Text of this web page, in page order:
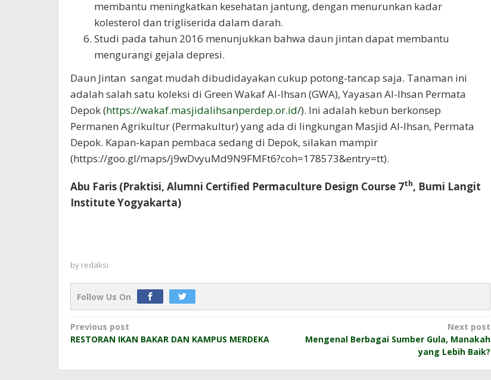
membantu meningkatkan kesehatan jantung, dengan menurunkan kadar
kolesterol dan trigliserida dalam darah.
Studi pada tahun 2016 menunjukkan bahwa daun jintan dapat membantu
mengurangi gejala depresi.
Daun Jintan sangat mudah dibudidayakan cukup potong-tancap saja. Tanaman ini
adalah salah satu koleksi di Green Wakaf Al-Ihsan (GWA), Yayasan Al-Ihsan Permata
Depok (https://wakaf.masjidalihsanperdep.or.id/). Ini adalah kebun berkonsep
Permanen Agrikultur (Permakultur) yang ada di lingkungan Masjid Al-Ihsan, Permata
Depok. Kapan-kapan pembaca sedang di Depok, silakan mampir
(https://goo.gl/maps/j9wDvyuMd9N9FMFt6?coh=178573&entry=tt).
Abu Faris (Praktisi, Alumni Certified Permaculture Design Course 7th, Bumi Langit
Institute Yogyakarta)
by redaksi
Follow Us On
Post
navigation
Previous post
RESTORAN IKAN BAKAR DAN KAMPUS MERDEKA
Next post
Mengenal Berbagai Sumber Gula, Manakah
yang Lebih Baik?